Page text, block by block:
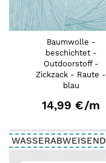
Baumwolle -
beschichtet -
Outdoorstoff -
Zickzack - Raute -
blau
14,99 €/m
WASSERABWEISEND